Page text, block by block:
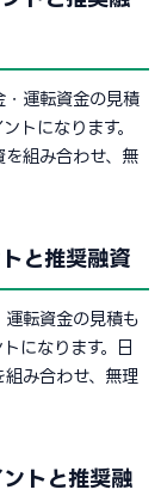
・運転資金の見積
トになります。
を組み合わせ、無
と推奨融資
運転資金の見積も
になります。日
み合わせ、無理
トと推奨融